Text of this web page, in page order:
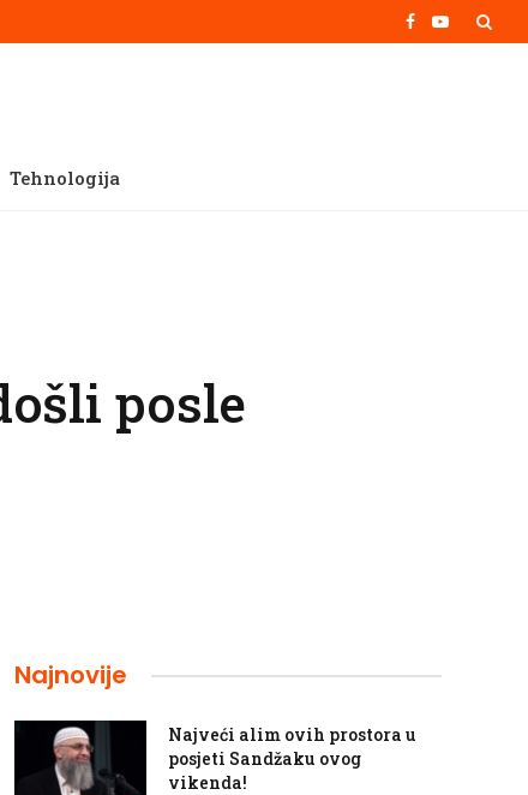
Facebook
YouTube
Tehnologija
posle
Najnovije
Najveći alim ovih prostora u
posjeti Sandžaku ovog
vikenda!